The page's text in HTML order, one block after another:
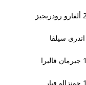
ألفارو رودريجيز
اندري سيلفا
جيرمان فاليرا
جونزالو فيار